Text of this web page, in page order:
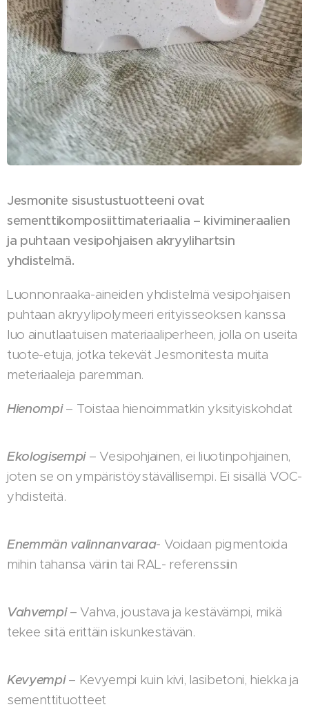
Jesmonite sisustustuotteeni ovat
sementtikomposiittimateriaalia – kivimineraalien
ja puhtaan vesipohjaisen akryylihartsin
yhdistelmä.
Luonnonraaka-aineiden yhdistelmä vesipohjaisen
puhtaan akryylipolymeeri erityisseoksen kanssa
luo ainutlaatuisen materiaaliperheen, jolla on useita
tuote-etuja, jotka tekevät Jesmonitesta muita
meteriaaleja paremman.
Hienompi – Toistaa hienoimmatkin yksityiskohdat
Ekologisempi – Vesipohjainen, ei liuotinpohjainen,
joten se on ympäristöystävällisempi. Ei sisällä VOC-
yhdisteitä.
Enemmän valinnanvaraa- Voidaan pigmentoida
mihin tahansa väriin tai RAL- referenssiin
Vahvempi– Vahva, joustava ja kestävämpi, mikä
tekee siitä erittäin iskunkestävän.
Kevyempi – Kevyempi kuin kivi, lasibetoni, hiekka ja
sementtituotteet